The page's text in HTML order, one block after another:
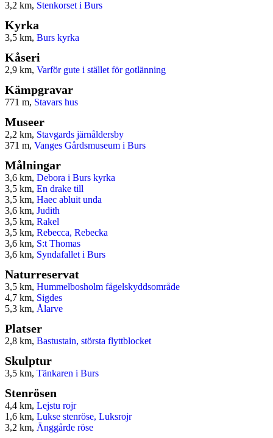
3,2 km, Stenkorset i Burs
Kyrka
3,5 km, Burs kyrka
Kåseri
2,9 km, Varför gute i stället för gotlänning
Kämpgravar
771 m, Stavars hus
Museer
2,2 km, Stavgards järnåldersby
371 m, Vanges Gårdsmuseum i Burs
Målningar
3,6 km, Debora i Burs kyrka
3,5 km, En drake till
3,5 km, Haec abluit unda
3,6 km, Judith
3,5 km, Rakel
3,5 km, Rebecca, Rebecka
3,6 km, S:t Thomas
3,6 km, Syndafallet i Burs
Naturreservat
3,5 km, Hummelbosholm fågelskyddsområde
4,7 km, Sigdes
5,3 km, Ålarve
Platser
2,8 km, Bastustain, största flyttblocket
Skulptur
3,5 km, Tänkaren i Burs
Stenrösen
4,4 km, Lejstu rojr
1,6 km, Lukse stenröse, Luksrojr
3,2 km, Änggårde röse